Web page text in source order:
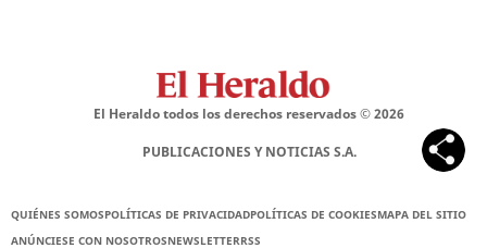
El Heraldo todos los derechos reservados ©2026
PUBLICACIONES Y NOTICIAS S.A.
QUIÉNES SOMOSPOLÍTICAS DE PRIVACIDADPOLÍTICAS DE COOKIESMAPA DEL SITIO
ANÚNCIESE CON NOSOTROSNEWSLETTERRSS